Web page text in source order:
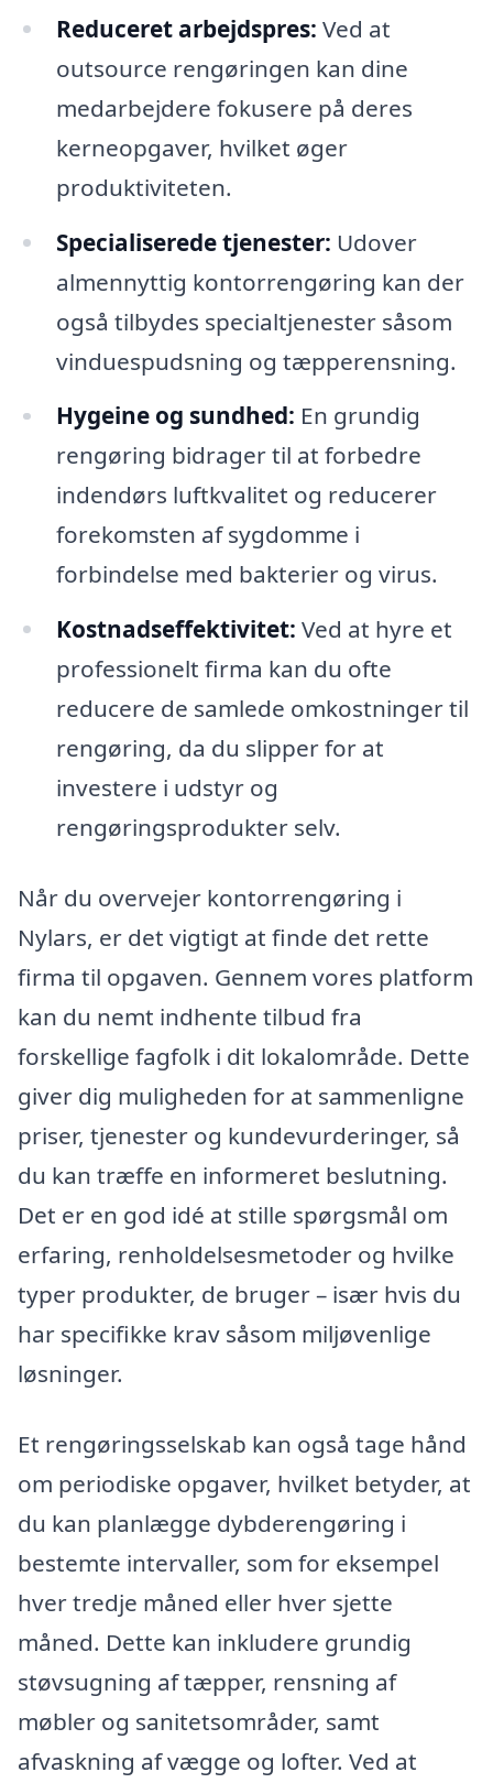
Reduceret arbejdspres: Ved at
outsource rengøringen kan dine
medarbejdere fokusere på deres
kerneopgaver, hvilket øger
produktiviteten.
Specialiserede tjenester: Udover
almennyttig kontorrengøring kan der
også tilbydes specialtjenester såsom
vinduespudsning og tæpperensning.
Hygeine og sundhed: En grundig
rengøring bidrager til at forbedre
indendørs luftkvalitet og reducerer
forekomsten af sygdomme i
forbindelse med bakterier og virus.
Kostnadseffektivitet: Ved at hyre et
professionelt firma kan du ofte
reducere de samlede omkostninger til
rengøring, da du slipper for at
investere i udstyr og
rengøringsprodukter selv.
Når du overvejer kontorrengøring i
Nylars, er det vigtigt at finde det rette
firma til opgaven. Gennem vores platform
kan du nemt indhente tilbud fra
forskellige fagfolk i dit lokalområde. Dette
giver dig muligheden for at sammenligne
priser, tjenester og kundevurderinger, så
du kan træffe en informeret beslutning.
Det er en god idé at stille spørgsmål om
erfaring, renholdelsesmetoder og hvilke
typer produkter, de bruger – især hvis du
har specifikke krav såsom miljøvenlige
løsninger.
Et rengøringsselskab kan også tage hånd
om periodiske opgaver, hvilket betyder, at
du kan planlægge dybderengøring i
bestemte intervaller, som for eksempel
hver tredje måned eller hver sjette
måned. Dette kan inkludere grundig
støvsugning af tæpper, rensning af
møbler og sanitetsområder, samt
afvaskning af vægge og lofter. Ved at